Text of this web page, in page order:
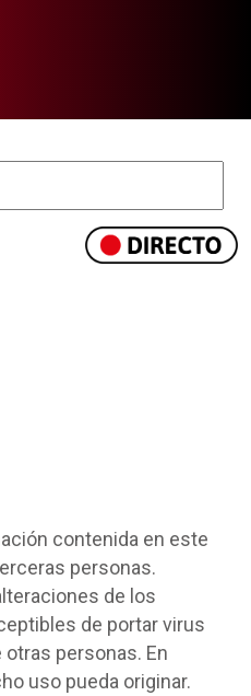
contenida en este
personas.
de los
de portar virus
personas. En
uso pueda originar.